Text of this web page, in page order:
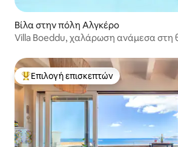
Βίλα στην πόλη Αλγκέρο
Villa Boeddu, χαλάρωση ανάμεσα στη
Κορυφαία επιλογή επισκεπτών
Επιλογή επισκεπτών